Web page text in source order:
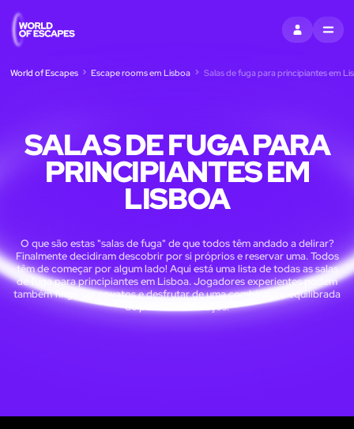
ENTRARMENU
World of Escapes Escape rooms em Lisboa Salas de fuga para principiantes em
SALAS DE FUGA PARA
PRINCIPIANTES EM
LISBOA
O que são estas "salas de fuga" de que todos têm andado a delirar?
Finalmente decidiram descobrir por si próprios e reservar uma. Todos
têm de começar por algum lado! Aqui está uma lista de todas as salas
de fuga para principiantes em Lisboa. Jogadores experientes podem
também fingir ser novatos e desfrutar de uma combinação equilibrada
de puzzles e adereços.